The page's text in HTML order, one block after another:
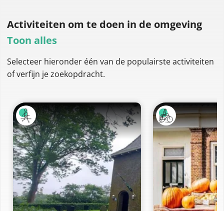
Activiteiten om te doen in de omgeving
Toon alles
Selecteer hieronder één van de populairste activiteiten
of verfijn je zoekopdracht.